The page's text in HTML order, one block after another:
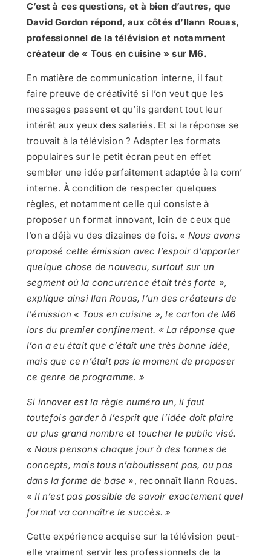
C’est à ces questions, et à bien d’autres, que
David Gordon répond, aux côtés d’Ilann Rouas,
professionnel de la télévision et notamment
créateur de « Tous en cuisine » sur M6.
En matière de communication interne, il faut
faire preuve de créativité si l’on veut que les
messages passent et qu’ils gardent tout leur
intérêt aux yeux des salariés. Et si la réponse se
trouvait à la télévision ? Adapter les formats
populaires sur le petit écran peut en effet
sembler une idée parfaitement adaptée à la com’
interne. À condition de respecter quelques
règles, et notamment celle qui consiste à
proposer un format innovant, loin de ceux que
l’on a déjà vu des dizaines de fois. « Nous avons
proposé cette émission avec l’espoir d’apporter
quelque chose de nouveau, surtout sur un
segment où la concurrence était très forte »,
explique ainsi Ilan Rouas, l’un des créateurs de
l’émission « Tous en cuisine », le carton de M6
lors du premier confinement. « La réponse que
l’on a eu était que c’était une très bonne idée,
mais que ce n’était pas le moment de proposer
ce genre de programme. »
Si innover est la règle numéro un, il faut
toutefois garder à l’esprit que l’idée doit plaire
au plus grand nombre et toucher le public visé.
« Nous pensons chaque jour à des tonnes de
concepts, mais tous n’aboutissent pas, ou pas
dans la forme de base », reconnaît Ilann Rouas.
« Il n’est pas possible de savoir exactement quel
format va connaître le succès. »
Cette expérience acquise sur la télévision peut-
elle vraiment servir les professionnels de la